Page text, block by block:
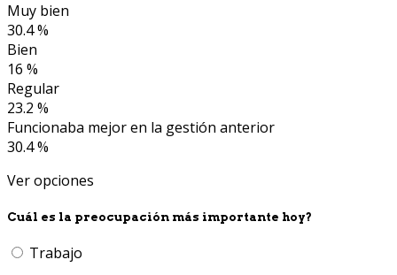
Muy bien
30.4 %
Bien
16 %
Regular
23.2 %
Funcionaba mejor en la gestión anterior
30.4 %
Ver opciones
Cuál es la preocupación más importante hoy?
Trabajo